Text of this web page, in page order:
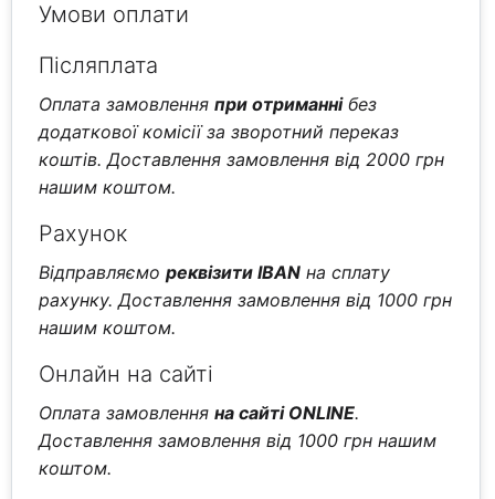
Умови оплати
Післяплата
Оплата замовленняпри отриманнібез
додаткової комісії за зворотний переказ
коштів. Доставлення замовлення від 2000 грн
нашим коштом.
Рахунок
Відправляємореквізити IBAN на сплату
рахунку. Доставлення замовлення від 1000 грн
нашим коштом.
Онлайн на сайті
Оплата замовленняна сайті ONLINE.
Доставлення замовлення від 1000 грн нашим
коштом.